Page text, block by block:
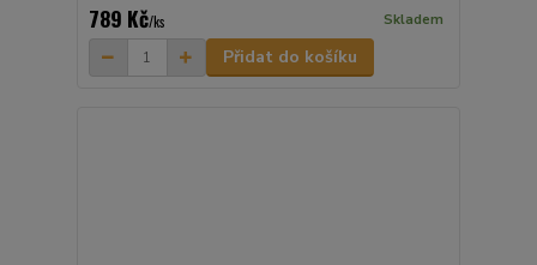
789 Kč/ks Skladem
Přidat do košíku